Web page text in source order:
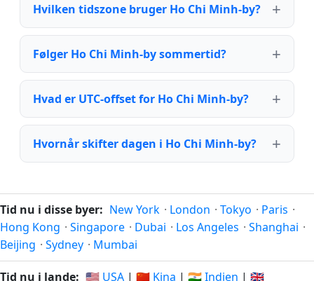
Hvilken tidszone bruger Ho Chi Minh-by?
Følger Ho Chi Minh-by sommertid?
Hvad er UTC-offset for Ho Chi Minh-by?
Hvornår skifter dagen i Ho Chi Minh-by?
Tid nu i disse byer: New York · London · Tokyo · Paris ·
Hong Kong · Singapore · Dubai · Los Angeles · Shanghai ·
Beijing · Sydney · Mumbai
Tid nu i lande: 🇺🇸 USA | 🇨🇳 Kina | 🇮🇳 Indien | 🇬🇧